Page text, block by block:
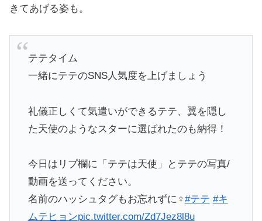
きてあげる姿も。
テテタイム
一緒にテテのSNS人気度を上げましょう
礼儀正しくて気遣いができるテテ、翼を隠し
た天使のようなスターに選ばれたのも納得！
今日はリプ欄に「テテは天使」とテテの写真/
動画を送ってください。
名前のハッシュタグもお忘れずに‍♀️ #テテ #キ
ムテヒョンpic.twitter.com/Zd7Jez8l8u